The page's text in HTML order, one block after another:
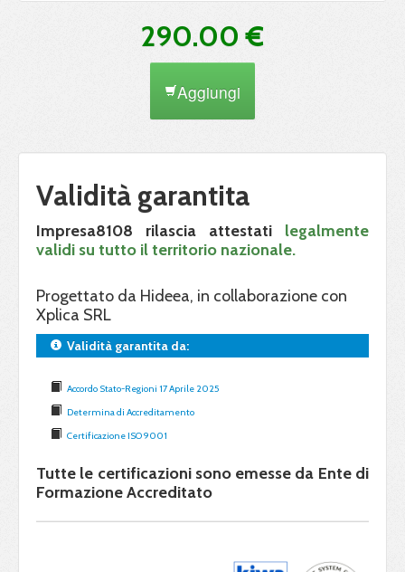
290.00 €
Aggiungi
Validità garantita
Impresa8108 rilascia attestati legalmente
validi su tutto il territorio nazionale.
Progettato da Hideea, in collaborazione con
Xplica SRL
Validità garantita da:
Accordo Stato-Regioni 17 Aprile 2025
Determina di Accreditamento
Certificazione ISO 9001
Tutte le certificazioni sono emesse da Ente di
Formazione Accreditato